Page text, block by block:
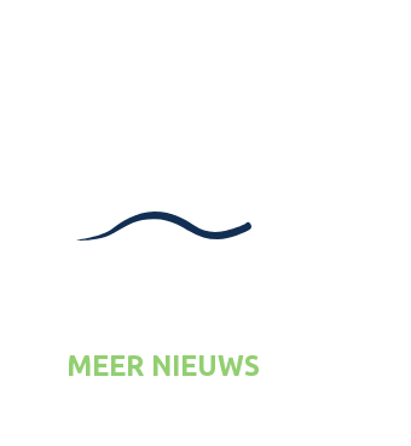
MEER NIEUWS